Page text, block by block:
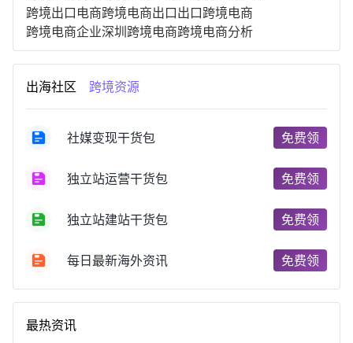
跨境出口电商跨境电商出口出口跨境电商
跨境电商企业深圳跨境电商跨境电商分析
进口跨境电商跨境电商服务广州跨境电商
跨境电商市场跨境电商创业跨境电商注册
跨境电商开店跨境电商营销
跨境电商商品个人跨境电商跨境电商案例
郑州跨境电商跨境电商趋势
跨境电商费用美国跨境电商
天津跨境电商东南亚跨境电商
跨境电商b2b阿里巴巴跨境电商
跨境电商关税
跨境电商建站
出海社区 跨境资源
社媒变现干货包 免费领
独立站运营干货包 免费领
独立站建站干货包 免费领
每日最新海外资讯 免费领
最热资讯